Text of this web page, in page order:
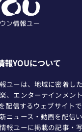
報YOUについて
ユーは、地域に密着し
、エンターテインメン
配信するウェブサイト
ニュース・動画を配信い
報ユーに掲載の記事・